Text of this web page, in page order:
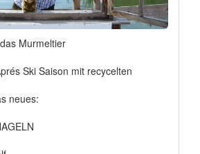
Murmeltier
Ski Saison mit recycelten
neues: